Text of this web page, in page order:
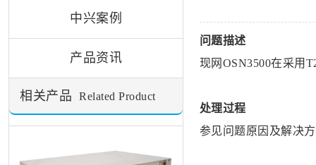
中兴案例
产品资讯
相关产品 Related Product
问题描述
现网 OSN3500在采用
处理过程
参见问题原因及解决